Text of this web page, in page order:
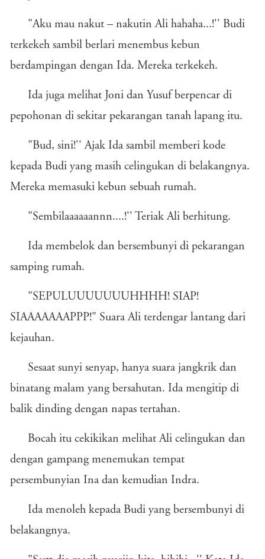
"Aku mau nakut – nakutin Ali hahaha...!'' Budi
terkekeh sambil berlari menembus kebun
berdampingan dengan Ida. Mereka terkekeh.
Ida juga melihat Joni dan Yusuf berpencar di
pepohonan di sekitar pekarangan tanah lapang itu.
"Bud, sini!'' Ajak Ida sambil memberi kode
kepada Budi yang masih celingukan di belakangnya.
Mereka memasuki kebun sebuah rumah.
"Sembilaaaaaannn....!'' Teriak Ali berhitung.
Ida membelok dan bersembunyi di pekarangan
samping rumah.
"SEPULUUUUUUUHHHH! SIAP!
SIAAAAAAAPPP!" Suara Ali terdengar lantang dari
kejauhan.
Sesaat sunyi senyap, hanya suara jangkrik dan
binatang malam yang bersahutan. Ida mengitip di
balik dinding dengan napas tertahan.
Bocah itu cekikikan melihat Ali celingukan dan
dengan gampang menemukan tempat
persembunyian Ina dan kemudian Indra.
Ida menoleh kepada Budi yang bersembunyi di
belakangnya.